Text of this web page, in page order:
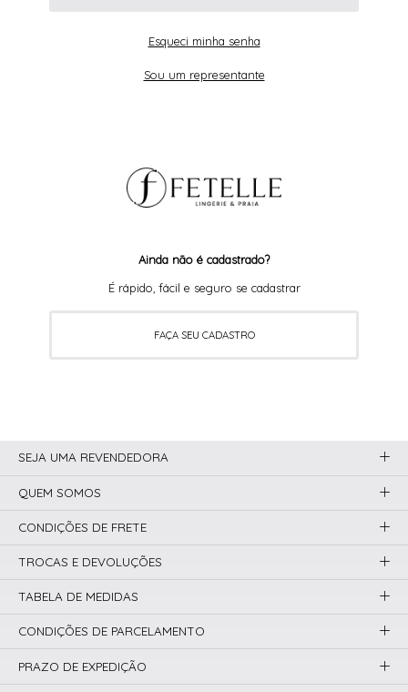
Esqueci minha senha
Sou um representante
Ainda não é cadastrado?
É rápido, fácil e seguro se cadastrar
FAÇA SEU CADASTRO
SEJA UMA REVENDEDORA
QUEM SOMOS
CONDIÇÕES DE FRETE
TROCAS E DEVOLUÇÕES
TABELA DE MEDIDAS
CONDIÇÕES DE PARCELAMENTO
PRAZO DE EXPEDIÇÃO